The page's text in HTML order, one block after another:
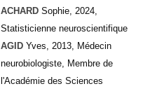
ACHARD Sophie, 2024,
Statisticienne neuroscientifique
AGID Yves, 2013, Médecin
neurobiologiste, Membre de
l'Académie des Sciences